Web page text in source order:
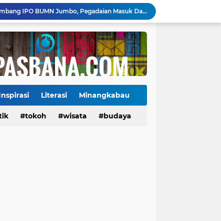
Danantara Siapkan Gelombang IPO BUMN Jumbo, Pegadaian Masuk Daftar Prioritas
Kasus Campak Masih Mengintai, Kemenkes Ingatkan Risiko Penularan di Sekolah
Jadwal Pekan Perdana Super League 2026/2027: Big Match Langsung Warnai Awal Musim
Payakumbuh Luncurkan GEMPITA BERSAMA, Dorong Pekarangan Jadi Sumber Pangan Keluarga
130 ASN dan Warga Payakumbuh Ikut Vaksin HPV, Upaya Cegah Kanker Serviks Diperluas
Jalan Sungai Rumbai Timur–Blok D Sitiung II Mulai Diaspal, Akhiri Belasan Tahun Rusak
Literasi Minangkabau
Tokoh budaya kuliner
tokoh wisata budaya